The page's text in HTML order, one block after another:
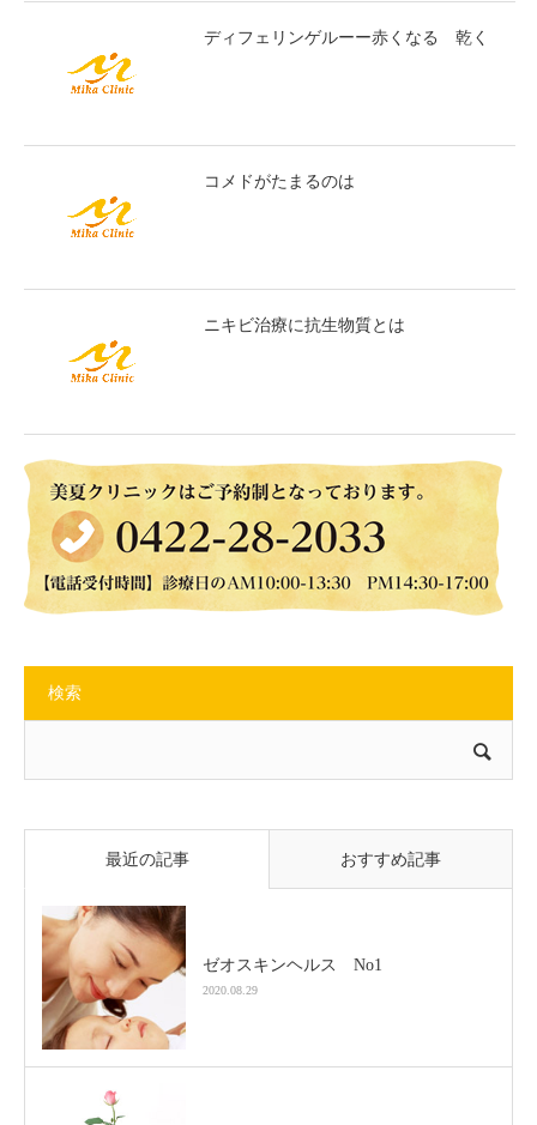
ディフェリンゲルーー赤くなる 乾く
コメドがたまるのは
ニキビ治療に抗生物質とは
検索
最近の記事 おすすめ記事
ゼオスキンヘルス No1
2020.08.29